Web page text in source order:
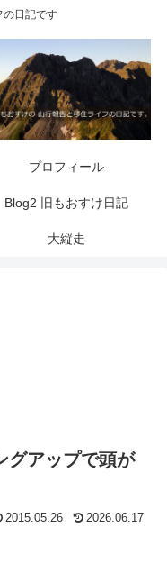
の日記です
プロフィール
Blog2 旧もおすけ日記
大縦走
グアップで頭が
2015.05.26 2026.06.17